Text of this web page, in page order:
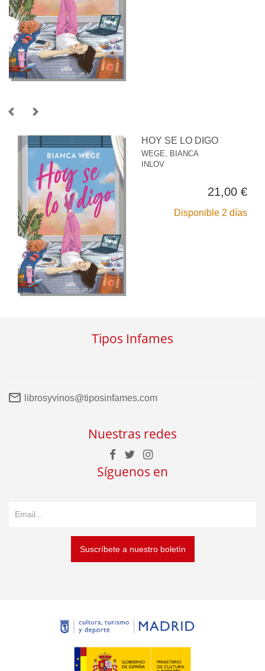
HOY SE LO DIGO
WEGE, BIANCA
INLOV
21,00 €
Disponible 2 días
Tipos Infames
librosyvinos@tiposinfames.com
Nuestras redes
Síguenos en
Suscríbete a nuestro boletín